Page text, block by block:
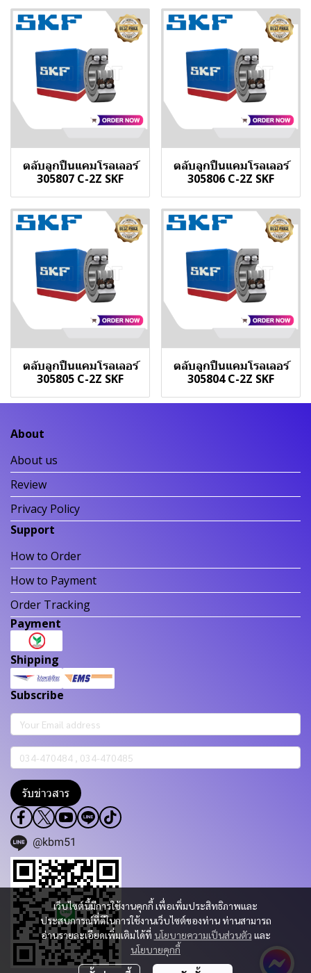
ตลับลูกปืนแคมโรลเลอร์
305807 C-2Z SKF
ตลับลูกปืนแคมโรลเลอร์
305806 C-2Z SKF
ตลับลูกปืนแคมโรลเลอร์
305805 C-2Z SKF
ตลับลูกปืนแคมโรลเลอร์
305804 C-2Z SKF
เว็บไซต์นี้มีการใช้งานคุกกี้ เพื่อเพิ่มประสิทธิภาพและ
ประสบการณ์ที่ดีในการใช้งานเว็บไซต์ของท่าน ท่านสามารถ
อ่านรายละเอียดเพิ่มเติมได้ที่ นโยบายความเป็นส่วนตัว และ
นโยบายคุกกี้
About
About us
Review
Privacy Policy
Support
How to Order
How to Payment
Order Tracking
Payment
Shipping
Subscribe
รับข่าวสาร
@kbm51